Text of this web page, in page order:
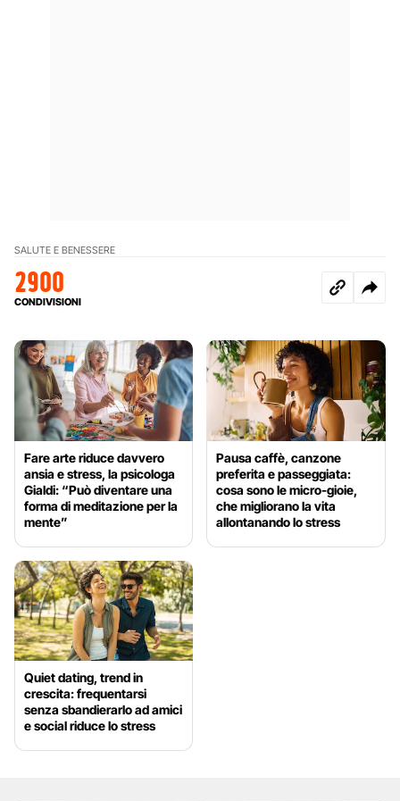
SALUTE E BENESSERE
2900
CONDIVISIONI
Fare arte riduce davvero
ansia e stress, la psicologa
Gialdi: “Può diventare una
forma di meditazione per la
mente”
Pausa caffè, canzone
preferita e passeggiata:
cosa sono le micro-gioie,
che migliorano la vita
allontanando lo stress
Quiet dating, trend in
crescita: frequentarsi
senza sbandierarlo ad amici
e social riduce lo stress